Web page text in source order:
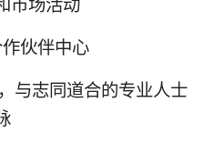
市场​活动
伙伴​中心
与​志同​道合​的​专业​人士​